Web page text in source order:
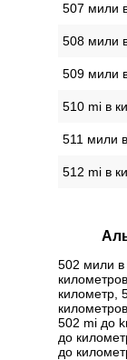
507 мили
508 мили
509 мили
510 mi в
511 мили
512 mi в
502 мили
километр,
502 mi до
до
до